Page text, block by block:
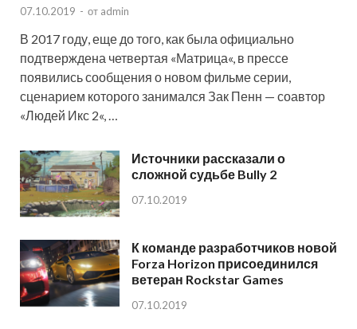
07.10.2019 - от admin
В 2017 году, еще до того, как была официально
подтверждена четвертая «Матрица«, в прессе
появились сообщения о новом фильме серии,
сценарием которого занимался Зак Пенн — соавтор
«Людей Икс 2«, …
Источники рассказали о
сложной судьбе Bully 2
07.10.2019
К команде разработчиков новой
Forza Horizon присоединился
ветеран Rockstar Games
07.10.2019